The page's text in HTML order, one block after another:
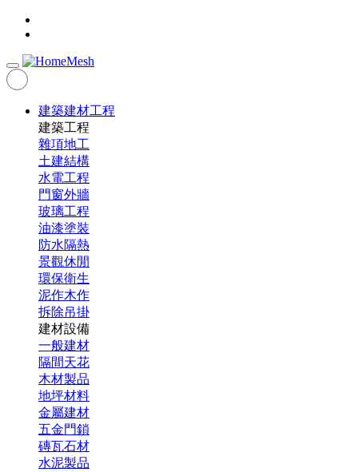
建築建材工程
建築工程
雜項地工
土建結構
水電工程
門窗外牆
玻璃工程
油漆塗裝
防水隔熱
景觀休閒
環保衛生
泥作木作
拆除吊掛
建材設備
一般建材
隔間天花
木材製品
地坪材料
金屬建材
五金門鎖
磚瓦石材
水泥製品